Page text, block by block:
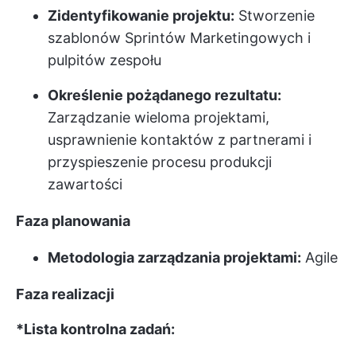
Zidentyfikowanie projektu: Stworzenie
szablonów Sprintów Marketingowych i
pulpitów zespołu
Określenie pożądanego rezultatu:
Zarządzanie wieloma projektami,
usprawnienie kontaktów z partnerami i
przyspieszenie procesu produkcji
zawartości
Faza planowania
Metodologia zarządzania projektami: Agile
Faza realizacji
*Lista kontrolna zadań: